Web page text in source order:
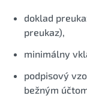
doklad
preukaz),
minimálny
podpisový
bežným